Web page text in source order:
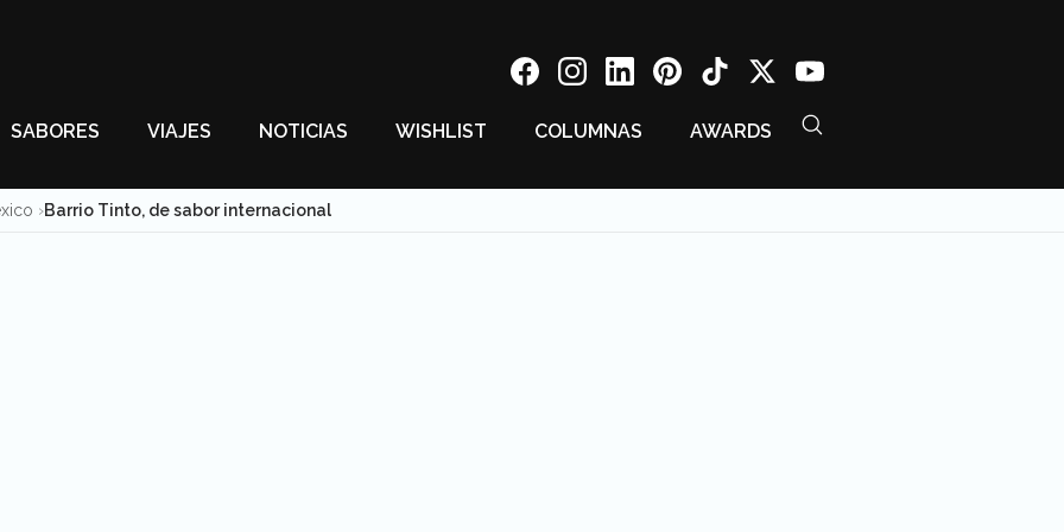
SABORES VIAJES NOTICIAS WISHLIST COLUMNAS AWARDS
Barrio Tinto, de sabor internacional